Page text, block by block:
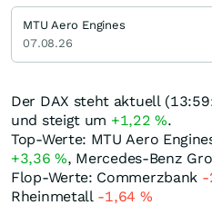
Der DAX steht aktuell
und steigt um +1,22%.
Top-Werte: MTU Aero
+3,36%, Mercedes-Benz
Flop-Werte: Commerzbank -
Rheinmetall -1,64 %
MTU Aero Engines
07.08.26